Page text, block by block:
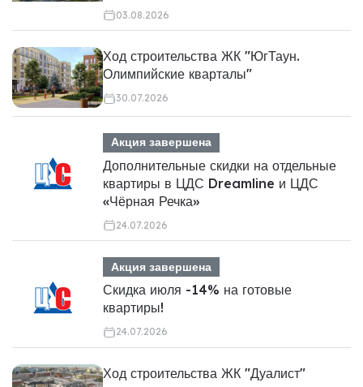
03.08.2026
Ход строительства ЖК "ЮгТаун.
Олимпийские кварталы"
30.07.2026
Акция завершена
Дополнительные скидки на отдельные
квартиры в ЦДС Dreamline и ЦДС
«Чёрная Речка»
24.07.2026
Акция завершена
Скидка июля -14% на готовые
квартиры!
24.07.2026
Ход строительства ЖК "Дуалист"